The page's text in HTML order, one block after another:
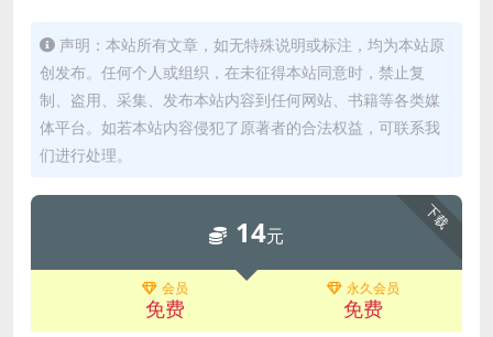
声明：本站所有文章，如无特殊说明或标注，均为本站原
创发布。任何个人或组织，在未征得本站同意时，禁止复
制、盗用、采集、发布本站内容到任何网站、书籍等各类媒
体平台。如若本站内容侵犯了原著者的合法权益，可联系我
们进行处理。
下载
14元
会员
免费
永久会员
免费